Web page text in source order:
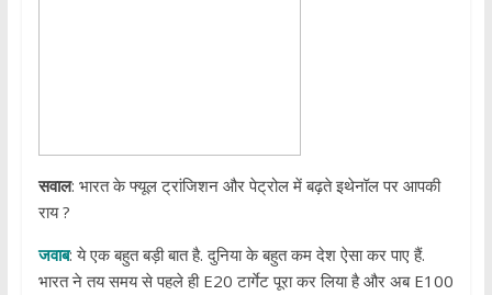
सवाल: भारत के फ्यूल ट्रांजिशन और पेट्रोल में बढ़ते इथेनॉल पर आपकी
राय ?
जवाब: ये एक बहुत बड़ी बात है. दुनिया के बहुत कम देश ऐसा कर पाए हैं.
भारत ने तय समय से पहले ही E20 टार्गेट पूरा कर लिया है और अब E100